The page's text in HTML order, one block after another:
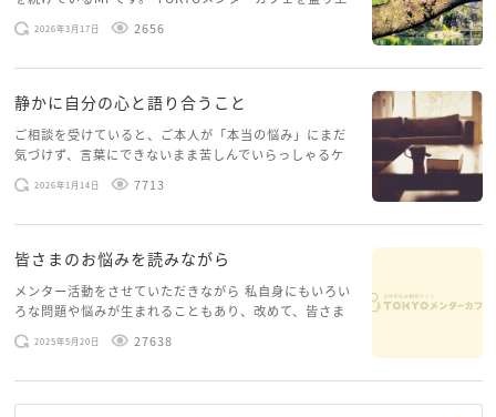
げたいという想いから、勇気を出して初めてブログを投
稿してみようと思います。少し自分のことを書いてみま
2026年3月17日 2656
静かに自分の心と語り合うこと
ご相談を受けていると、ご本人が「本当の悩み」にまだ
気づけず、言葉にできないまま苦しんでいらっしゃるケ
ースがありますお悩みというのは、心の深いところ（深
層心理）に触れることで、まったく違う角度から解決の
2026年1月14日 7713
皆さまのお悩みを読みながら
メンター活動をさせていただきながら 私自身にもいろい
ろな問題や悩みが生まれることもあり、改めて、皆さま
のお悩みを読みながら 「みんな、もがいてる。わたし
だけじゃないんだな」と、逆に励まされるような日々で
2025年5月20日 27638